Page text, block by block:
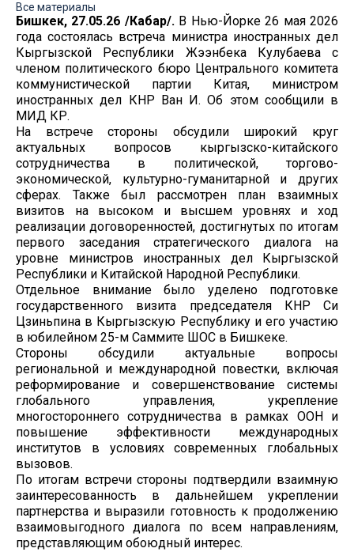
Все материалы
Бишкек, 27.05.26 /Кабар/. В Нью-Йорке 26 мая 2026
года состоялась встреча министра иностранных дел
Кыргызской Республики Жээнбека Кулубаева с
членом политического бюро Центрального комитета
коммунистической партии Китая, министром
иностранных дел КНР Ван И. Об этом сообщили в
МИД КР.
На встрече стороны обсудили широкий круг
актуальных вопросов кыргызско-китайского
сотрудничества в политической, торгово-
экономической, культурно-гуманитарной и других
сферах. Также был рассмотрен план взаимных
визитов на высоком и высшем уровнях и ход
реализации договоренностей, достигнутых по итогам
первого заседания стратегического диалога на
уровне министров иностранных дел Кыргызской
Республики и Китайской Народной Республики.
Отдельное внимание было уделено подготовке
государственного визита председателя КНР Си
Цзиньпина в Кыргызскую Республику и его участию
в юбилейном 25-м Саммите ШОС в Бишкеке.
Стороны обсудили актуальные вопросы
региональной и международной повестки, включая
реформирование и совершенствование системы
глобального управления, укрепление
многостороннего сотрудничества в рамках ООН и
повышение эффективности международных
институтов в условиях современных глобальных
вызовов.
По итогам встречи стороны подтвердили взаимную
заинтересованность в дальнейшем укреплении
партнерства и выразили готовность к продолжению
взаимовыгодного диалога по всем направлениям,
представляющим обоюдный интерес.